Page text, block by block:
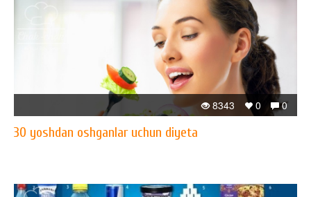
0
0
8343
30 yoshdan oshganlar uchun diyeta